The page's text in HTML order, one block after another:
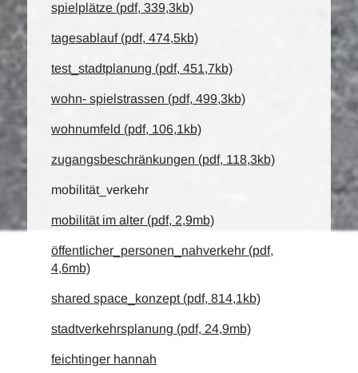
spielplätze (pdf, 339,3kb)
tagesablauf (pdf, 474,5kb)
test_stadtplanung (pdf, 451,7kb)
wohn- spielstrassen (pdf, 499,3kb)
wohnumfeld (pdf, 106,1kb)
zugangsbeschränkungen (pdf, 118,3kb)
mobilität_verkehr
mobilität im alter (pdf, 2,9mb)
öffentlicher_personen_nahverkehr (pdf,
4,6mb)
shared space_konzept (pdf, 814,1kb)
stadtverkehrsplanung (pdf, 24,9mb)
feichtinger hannah